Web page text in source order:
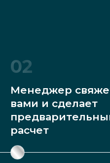
02
Менеджер
вами и сделает
расчет